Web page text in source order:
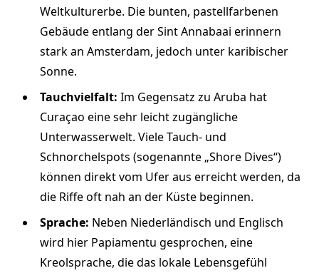
Weltkulturerbe. Die bunten, pastellfarbenen
Gebäude entlang der Sint Annabaai erinnern
stark an Amsterdam, jedoch unter karibischer
Sonne.
Tauchvielfalt: Im Gegensatz zu Aruba hat
Curaçao eine sehr leicht zugängliche
Unterwasserwelt. Viele Tauch- und
Schnorchelspots (sogenannte „Shore Dives“)
können direkt vom Ufer aus erreicht werden, da
die Riffe oft nah an der Küste beginnen.
Sprache: Neben Niederländisch und Englisch
wird hier Papiamentu gesprochen, eine
Kreolsprache, die das lokale Lebensgefühl